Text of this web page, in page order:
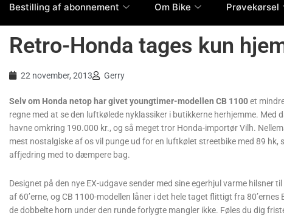
Bestilling af abonnement Om Bike Prøvekørsel
Retro-Honda tages kun
22 november, 2013 Gerry
Selv om Honda netop har givet youngtimer-modellen CB 1100et
regne med at se den luftkølede nyklassiker i butikkerne herhjemme. Med
havne omkring 190.000 kr., og så meget tror Honda-importør Vilh.
mest nostalgiske af os vil punge ud for en luftkølet streetbike med 89 hk,
affjedring med to dæmpere bag.
Designet på den nye EX-udgave sender med sine egerhjul varme hilsner
af 60’erne, og CB 1100-modellen låner i det hele taget flittigt fra 80’ernes
de dobbelte horn under den runde forlygte mangler ikke. Føles du dig